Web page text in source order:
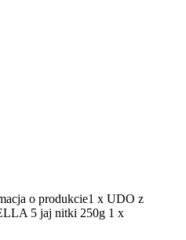
o produkcie1 x UDO z
5 jaj nitki 250g 1 x